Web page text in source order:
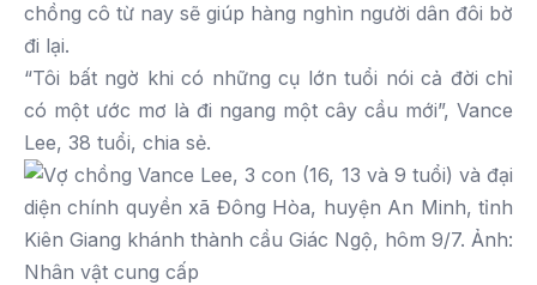
chồng cô từ nay sẽ giúp hàng nghìn người dân đôi bờ
đi lại.
“Tôi bất ngờ khi có những cụ lớn tuổi nói cả đời chỉ
có một ước mơ là đi ngang một cây cầu mới”, Vance
Lee, 38 tuổi, chia sẻ.